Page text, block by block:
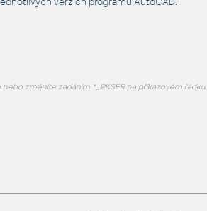
verzích programu AutoCAD:
změníte zadáním *_PKSER na příkazovém řádku.